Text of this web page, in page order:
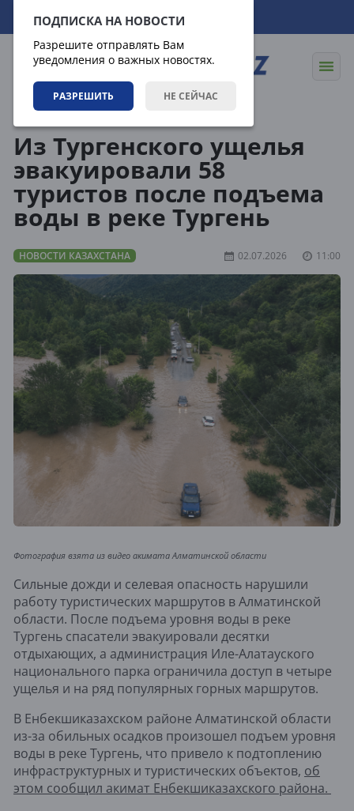
ПОДПИСКА НА НОВОСТИ
Разрешите отправлять Вам
уведомления о важных новостях.
РАЗРЕШИТЬ НЕ СЕЙЧАС
07.08.2026 23:30:39
Из Тургенского ущелья
эвакуировали 58
туристов после подъема
воды в реке Тургень
НОВОСТИ КАЗАХСТАНА 02.07.2026 11:00
Фотография взята из видео акимата Алматинской области
Сильные дожди и селевая опасность нарушили
работу туристических маршрутов в Алматинской
области. После подъема уровня воды в реке
Тургень спасатели эвакуировали десятки
отдыхающих, а администрация Иле-Алатауского
национального парка ограничила доступ в четыре
ущелья и на ряд популярных горных маршрутов.
В Енбекшиказахском районе Алматинской области
из-за обильных осадков произошел подъем уровня
воды в реке Тургень, что привело к подтоплению
инфраструктурных и туристических объектов, об
этом сообщил акимат Енбекшиказахского района.